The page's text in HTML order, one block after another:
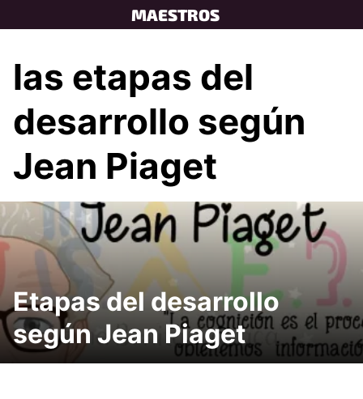
to
MAESTROS
las etapas del
desarrollo según
Jean Piaget
Etapas del desarrollo
según Jean Piaget